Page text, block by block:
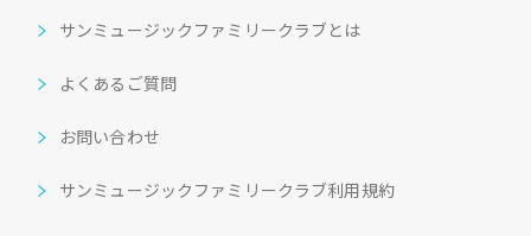
サンミュージックファミリークラブとは
よくあるご質問
お問い合わせ
サンミュージックファミリークラブ利用規約